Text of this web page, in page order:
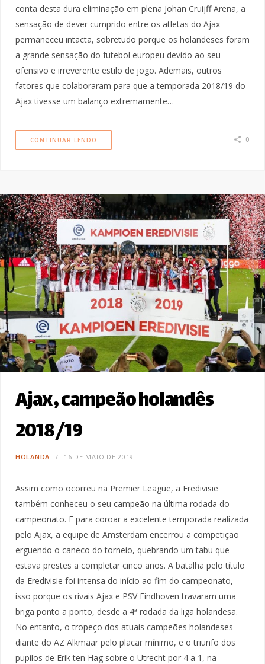
conta desta dura eliminação em plena Johan Cruijff Arena, a
sensação de dever cumprido entre os atletas do Ajax
permaneceu intacta, sobretudo porque os holandeses foram
a grande sensação do futebol europeu devido ao seu
ofensivo e irreverente estilo de jogo. Ademais, outros
fatores que colaboraram para que a temporada 2018/19 do
Ajax tivesse um balanço extremamente…
CONTINUAR LENDO 0
Ajax, campeão holandês
2018/19
HOLANDA 16 DE MAIO DE 2019
Assim como ocorreu na Premier League, a Eredivisie
também conheceu o seu campeão na última rodada do
campeonato. E para coroar a excelente temporada realizada
pelo Ajax, a equipe de Amsterdam encerrou a competição
erguendo o caneco do torneio, quebrando um tabu que
estava prestes a completar cinco anos. A batalha pelo título
da Eredivisie foi intensa do início ao fim do campeonato,
isso porque os rivais Ajax e PSV Eindhoven travaram uma
briga ponto a ponto, desde a 4ª rodada da liga holandesa.
No entanto, o tropeço dos atuais campeões holandeses
diante do AZ Alkmaar pelo placar mínimo, e o triunfo dos
pupilos de Erik ten Hag sobre o Utrecht por 4 a 1, na